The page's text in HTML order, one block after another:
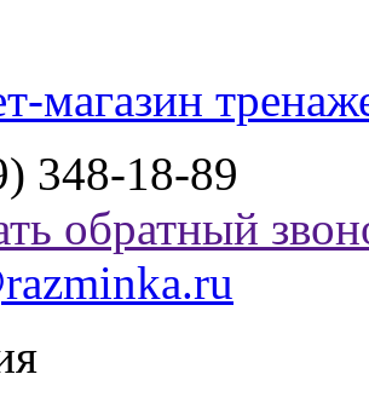
магазин
348-18-89
обратный